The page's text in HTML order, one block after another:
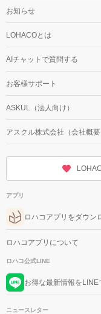
お知らせ
LOHACOとは
AIチャットで質問する
お客様サポート
ASKUL（法人向け）
アスクル株式会社（会社概要
アプリ
ロハコアプリをダウン
ロハコアプリについて
ロハコ公式LINE
お得な最新情報をLINE
ニュースレター